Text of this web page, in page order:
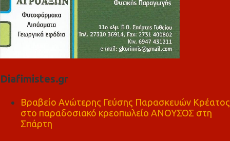
Diafimistes.gr
Βραβείο Ανώτερης Γεύσης Παρασκευών Κρέατος
στο παραδοσιακό κρεοπωλείο ΑΝΟΥΣΟΣ στη
Σπάρτη